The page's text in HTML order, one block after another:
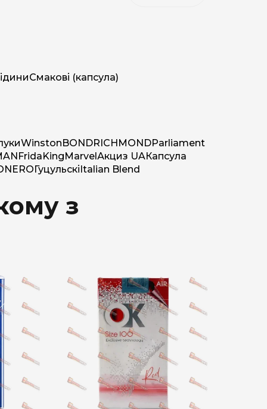
Смакові (капсула)
WinstonBONDRICHMONDParliament
FridaKingMarvelАкциз UAКапсула
NEROГуцульскіItalian Blend
з